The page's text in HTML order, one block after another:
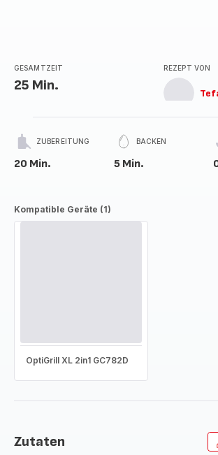
GESAMTZEIT
25 Min.
REZEPT VON
ZUBEREITUNG
20 Min.
BACKEN
5 Min.
Kompatible Geräte (1)
OptiGrill XL 2in1 GC782D
Zutaten